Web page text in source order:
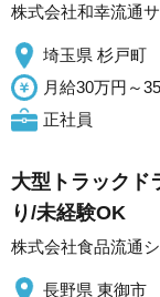
株式会社和幸流通
埼玉県 杉戸町
月給30万円～
正社員
大型トラックド
り/未経験OK
株式会社食品流通
長野県 東御市